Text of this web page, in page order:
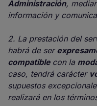
Administración,
información y
2. La prestación del
habrá de ser
compatible con la
caso, tendrá carácter
supuestos
realizará en los